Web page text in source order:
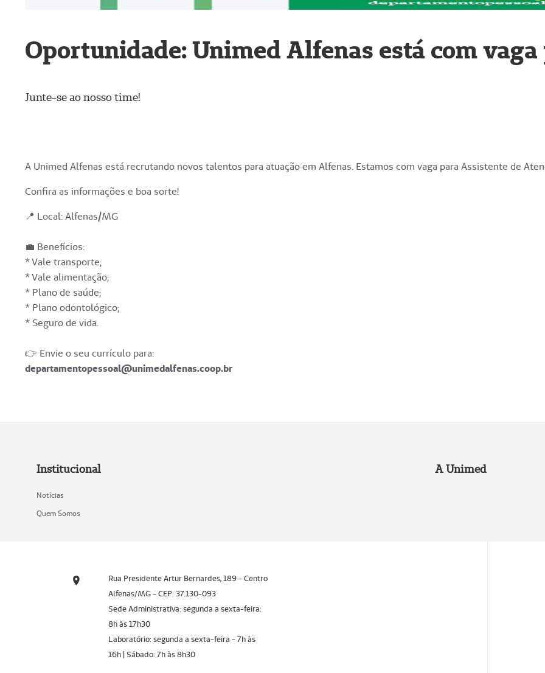
Oportunidade: Unimed Alfenas está com
Junte-se ao nosso time!
A Unimed Alfenas está recrutando novos talentos para atuação em Alfenas. Estamos com vaga para Assistente de
Confira as informações e boa sorte!
📍 Local: Alfenas/MG
💼 Benefícios:
* ⁠Vale transporte;
* ⁠Vale alimentação;
* ⁠Plano de saúde;
* ⁠Plano odontológico;
* ⁠Seguro de vida.
👉 Envie o seu currículo para:
departamentopessoal@unimedalfenas.coop.br
Institucional
Notícias
Quem Somos
A Unimed
Rua Presidente Artur Bernardes, 189 - Centro
Alfenas/MG - CEP: 37.130-093
Sede Administrativa: segunda a sexta-feira:
8h às 17h30
Laboratório: segunda a sexta-feira - 7h às
16h | Sábado: 7h às 8h30